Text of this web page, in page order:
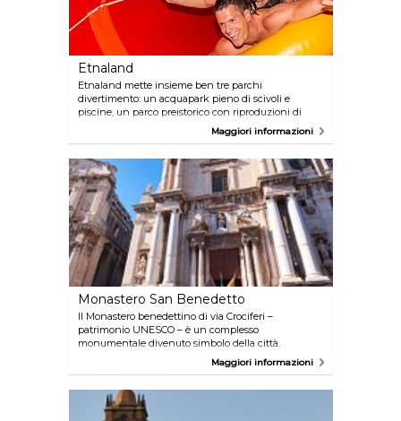
Etnaland
Etnaland mette insieme ben tre parchi
divertimento: un acquapark pieno di scivoli e
piscine, un parco preistorico con riproduzioni di
dinosauri ed animali primitivi, ed un ultimo parco a
tema dove provare ogni tipo di giostra. Insomma,
Maggiori informazioni
Monastero San Benedetto
Il Monastero benedettino di via Crociferi –
patrimonio UNESCO – è un complesso
monumentale divenuto simbolo della città.
Facilmente riconoscibile grazie all’arco, del 1704,
che unisce la badia piccola della Chiesa di San
badia piccola, sede del MacS.
Maggiori informazioni